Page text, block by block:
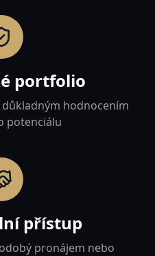
portfolio
hodnocením
potenciálu
přístup
pronájem nebo